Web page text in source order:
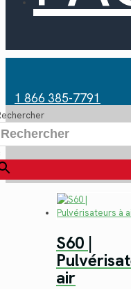
1 866 385-7791
S60 |
air